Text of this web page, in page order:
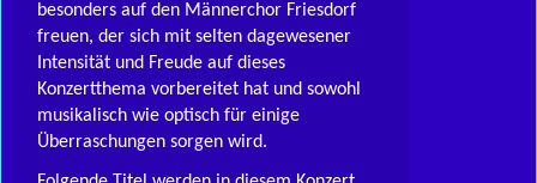
besonders auf den Männerchor Friesdorf
freuen, der sich mit selten dagewesener
Intensität und Freude auf dieses
Konzertthema vorbereitet hat und sowohl
musikalisch wie optisch für einige
Überraschungen sorgen wird.